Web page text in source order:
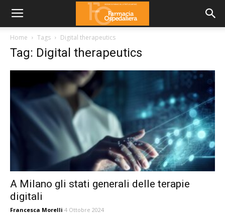
Home Tags Digital therapeutics
Tag: Digital therapeutics
A Milano gli stati generali delle terapie
digitali
Francesca Morelli 4 Ottobre 2024